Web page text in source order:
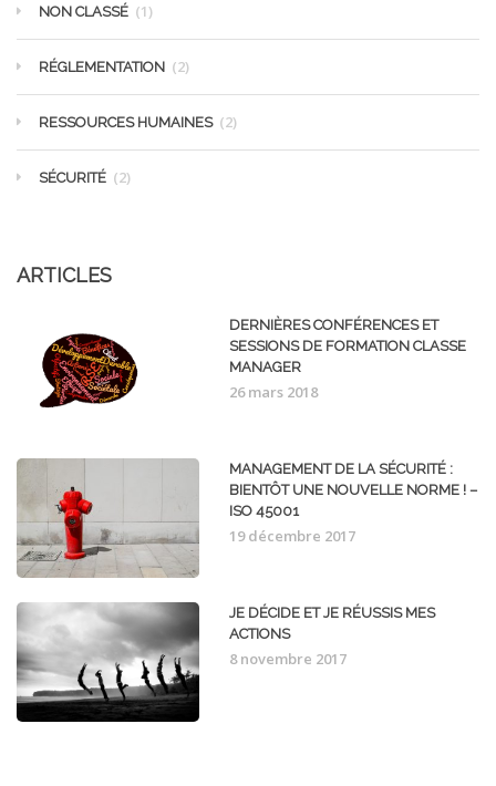
NON CLASSÉ (1)
RÉGLEMENTATION (2)
RESSOURCES HUMAINES (2)
SÉCURITÉ (2)
ARTICLES
DERNIÈRES CONFÉRENCES ET
SESSIONS DE FORMATION CLASSE
MANAGER
26 mars 2018
MANAGEMENT DE LA SÉCURITÉ :
BIENTÔT UNE NOUVELLE NORME ! –
ISO 45001
19 décembre 2017
JE DÉCIDE ET JE RÉUSSIS MES
ACTIONS
8 novembre 2017